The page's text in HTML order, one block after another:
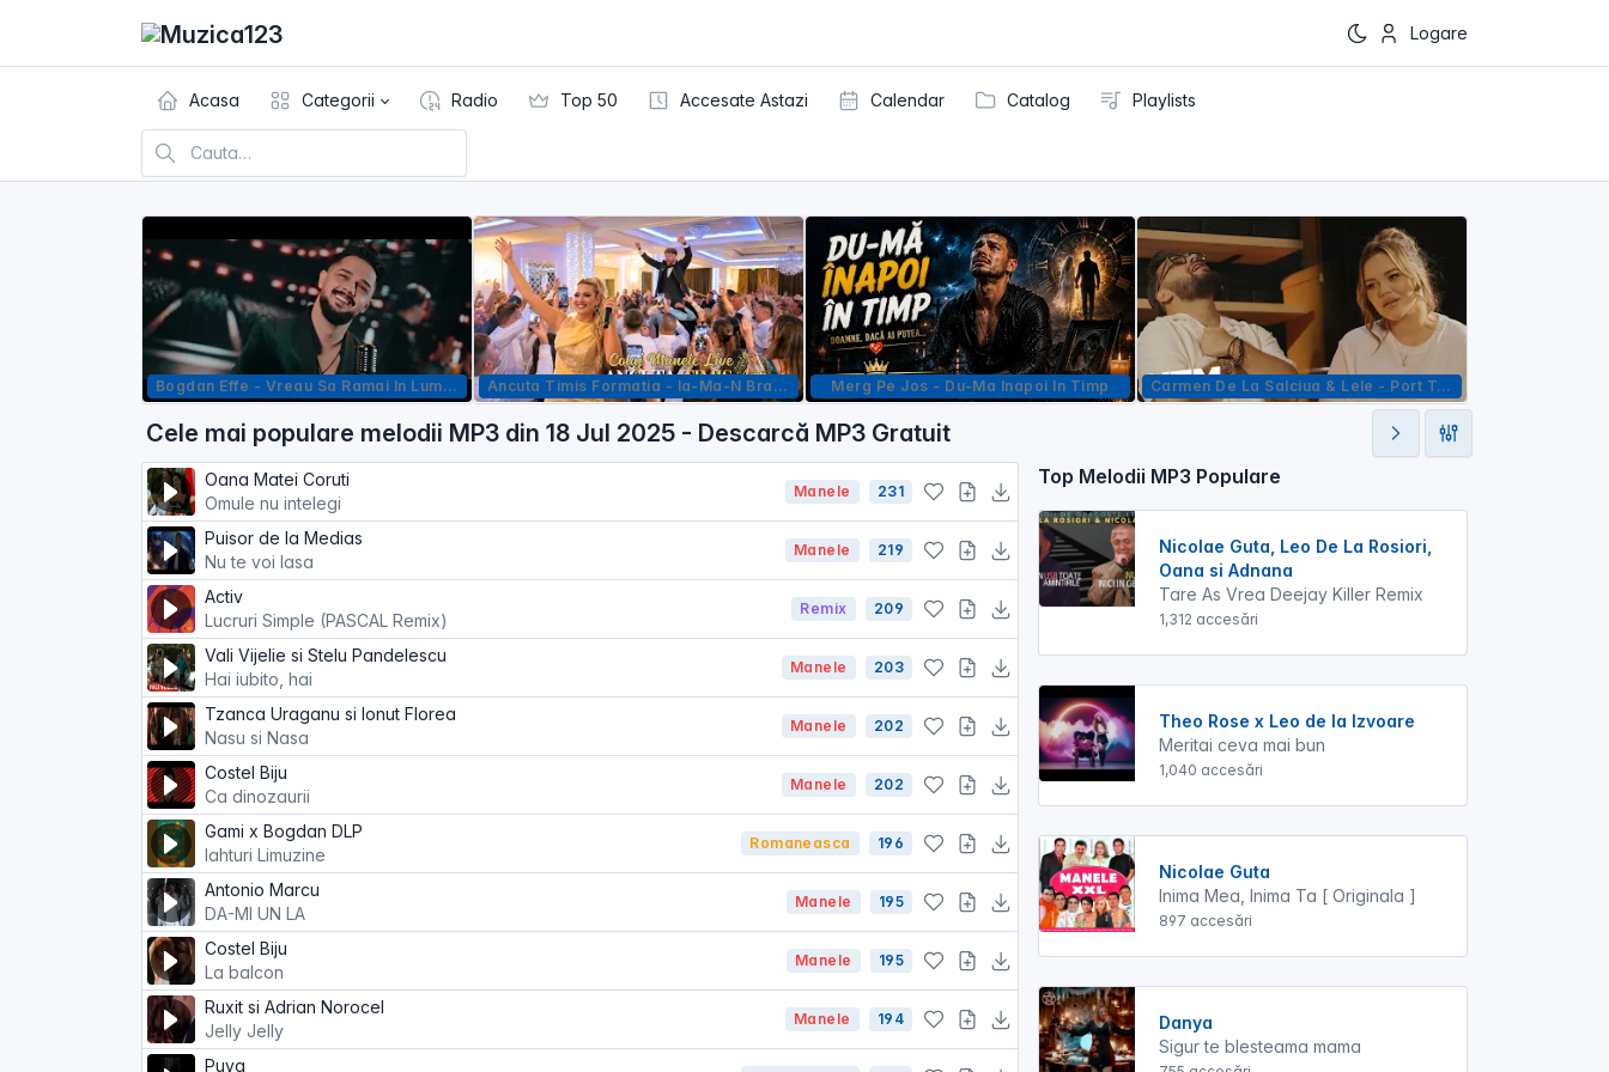
Logare
Acasa Categorii Radio Top 50 Accesate Astazi Calendar Catalog Playlists
Bogdan Effe - Vreau Sa Ramai In Lumea Mea Ancuta Timis Formatia - Ia-Ma-N Brate Viata Mea N-Am Vazut Asa Femeie In Vtm Colaj Manele Merg Pe Jos - Du-Ma Inapoi In Timp Carmen De La Salciua & Lele - Port Tricoul Tau
Cele mai populare melodii MP3 din 18 Jul 2025 - Descarcă MP3 Gratuit
Oana Matei Coruti
Omule nu intelegi
Manele 231
Puisor de la Medias
Nu te voi lasa
Manele 219
Activ
Lucruri Simple (PASCAL Remix)
Remix 209
Vali Vijelie si Stelu Pandelescu
Hai iubito, hai
Manele 203
Tzanca Uraganu si Ionut Florea
Nasu si Nasa
Manele 202
Costel Biju
Ca dinozaurii
Manele 202
Gami x Bogdan DLP
Iahturi Limuzine
Romaneasca 196
Antonio Marcu
DA-MI UN LA
Manele 195
Costel Biju
La balcon
Manele 195
Ruxit si Adrian Norocel
Jelly Jelly
Manele 194
Puya
Top Melodii MP3 Populare
Nicolae Guta, Leo De La Rosiori,
Oana si Adnana
Tare As Vrea Deejay Killer Remix
1,312 accesări
Theo Rose x Leo de la Izvoare
Meritai ceva mai bun
1,040 accesări
Nicolae Guta
Inima Mea, Inima Ta [ Originala ]
897 accesări
Danya
Sigur te blesteama mama